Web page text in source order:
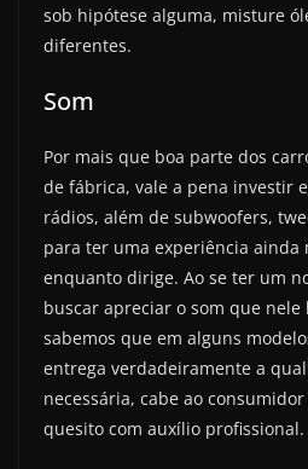
sob hipótese alguma, misture
diferentes.
Som
Por mais que boa parte dos
de fábrica, vale a pena investir
rádios, além de subwoofers,
para ter uma experiência ainda
enquanto dirige. Ao se ter um
buscar apreciar o som que
sabemos que em alguns
entrega verdadeiramente a
necessária, cabe ao
quesito com auxílio profissional.